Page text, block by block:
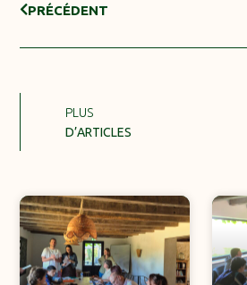
PRÉCÉDENT
PLUS
D’ARTICLES